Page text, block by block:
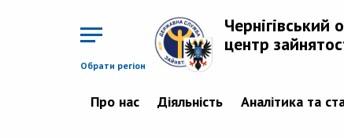
Обрати регіон
Чернігівський
центр
Про нас Діяльність Аналітика та